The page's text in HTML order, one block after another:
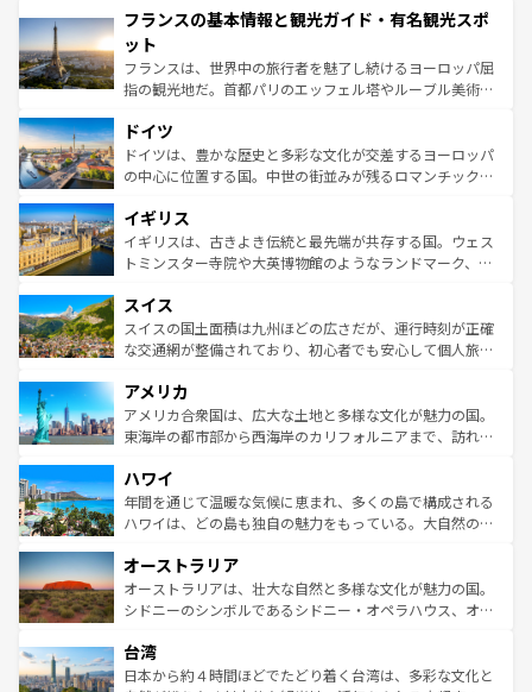
ませてくれるイタリアで、忘れられない旅をしてみよう！
なお、新着のイタリア情報は
しい。
文化が根付くこの国では、情熱的なフラメンコ、熱気あふ
れる闘牛、そして美味しいタパスが生活の一部となってい
る。首都マドリードの洗練された雰囲気や、バルセロナの
アートに溢れた街角から、地方では古代ローマ遺跡や中世
せる。地方によって風土や気候が異なるスペインはその個
性で訪れる人を魅了する。 なお、新着のスペイン情報は コ
ンテンツ一覧を参照してほしい。
フランスの基本情報と観光ガイド・有名観光スポ
ット
フランスは、世界中の旅行者を魅了し続けるヨーロッパ屈
指の観光地だ。首都パリのエッフェル塔やルーブル美術館
で、幅広い魅力が詰まっている。華麗な宮殿、歴史的な大
聖堂、美しいビーチ、そして豊かな自然が、訪れる者を心
から魅了する。また、フランスは美食の国としても知ら
いる。シャンパンの発祥地であるランス、プロヴァンスの
香り高いラベンダー畑など、多彩な楽しみ方が可能だ。さ
らに、パリ以外の地域にも魅力が溢れており、どの街角に
れる地方に足を運ぶとそれぞれで全く異なる文化を体験で
きるだろう。 なお、新着のフランス情報はコンテンツ一覧
を参照してほしい。
ドイツ
ドイツは、豊かな歴史と多彩な文化が交差するヨーロッパ
の中心に位置する国。中世の街並みが残るロマンチック街
顔を持つこの国は、どこを歩いても飽きることがない。ベ
ルリンの文化的活気、バイエルン州のアルプスの絶景、そ
してライン川沿いのワイン畑といった風景は必見。ビール
は、お酒好きな人にはぜひ体験してほしい。 なお、新着の
ドイツ情報はコンテンツ一覧を参照してほしい。
イギリス
イギリスは、古きよき伝統と最先端が共存する国。ウェス
トミンスター寺院や大英博物館のようなランドマーク、歴
リアごとに異なる魅力がある。また、優雅なアフタヌーン
ティー、ビール好きにはたまらない英国パブ、サッカー観
戦など、本場だからこそできる体験も豊富。イギリスを旅
ンツ一覧を参照してほしい。
スイス
スイスの国土面積は九州ほどの広さだが、運行時刻が正確
な交通網が整備されており、初心者でも安心して個人旅行
の建物がそのまま残る町や、スイスならではのユニークな
博物館もあり、アルプス観光だけでなく町歩きも満喫する
ことができる。国民の所得が高いため物価も高いが、旅行
ば市内交通費無料で観光を楽しむこともできる。 なお、新
着のスイス情報はコンテンツ一覧 を参照してほしい。
アメリカ
アメリカ合衆国は、広大な土地と多様な文化が魅力の国。
東海岸の都市部から西海岸のカリフォルニアまで、訪れる
のような巨大都市は、観光、ショッピング、エンターテイ
ンメントが詰まった刺激的なスポットだ。一方、アメリカ
西部には大自然が広がり、グランドキャニオンやイエロー
部のニューオーリンズでは、音楽と美食が融合した独特の
文化が魅力。旅行者はアメリカの各地域で異なる魅力を楽
しみながら、その多様性と豊かな歴史を感じることができ
ならではの贅沢な旅のスタイルだ。 なお、新着のアメリカ
情報はコンテンツ一覧を参照してほしい。
ハワイ
年間を通じて温暖な気候に恵まれ、多くの島で構成される
ハワイは、どの島も独自の魅力をもっている。大自然の神
ワイ島は見逃せない。また、定番の観光地といえばオアフ
島だが、静かな自然を求めるならマウイ島やカウアイ島が
おすすめ。エメラルドグリーンに輝く海をはじめ、豊かな
れるおもてなしの心で訪れる人々を迎えてくれるハワイの
人々、おいしいローカルフードやハワイアンミュージッ
オーストラリア
オーストラリアは、壮大な自然と多様な文化が魅力の国。
シドニーのシンボルであるシドニー・オペラハウス、オー
リアリーフや大陸中央部にそびえるウルル（エアーズロッ
ク）、タスマニアの美しい原生林やケアンズの熱帯雨林な
台湾
日本から約４時間ほどでたどり着く台湾は、多彩な文化と